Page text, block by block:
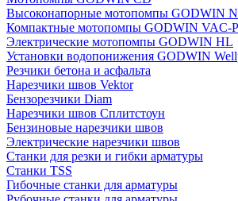
Высоконапорные мотопомпы GODWIN
Компактные мотопомпы GODWIN VAC-
Электрические мотопомпы GODWIN HL
Установки водопонижения GODWIN
Резчики бетона и асфальта
Нарезчики швов Vektor
Бензорезчики Diam
Нарезчики швов Сплитстоун
Бензиновые нарезчики швов
Электрические нарезчики швов
Станки для резки и гибки арматуры
Станки TSS
Гибочные станки для арматуры